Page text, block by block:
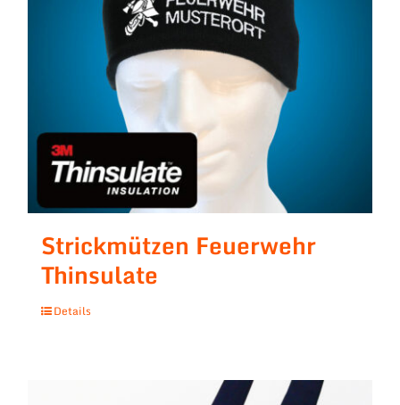
Strickmützen Feuerwehr
Thinsulate
Details